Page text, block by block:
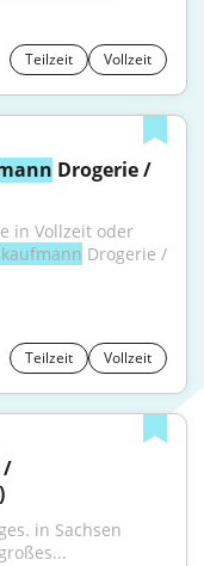
Teilzeit Vollzeit
Drogerie /
in Vollzeit oder
Drogerie /
Teilzeit Vollzeit
/
in Sachsen